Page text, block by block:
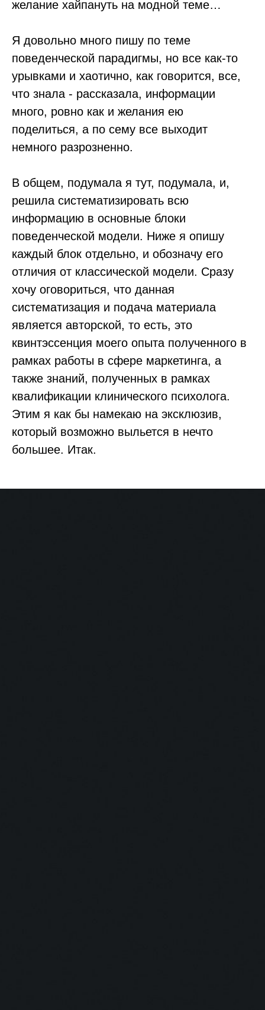
желание хайпануть на модной теме…
Я довольно много пишу по теме
поведенческой парадигмы, но все как-то
урывками и хаотично, как говорится, все,
что знала - рассказала, информации
много, ровно как и желания ею
поделиться, а по сему все выходит
немного разрозненно.
В общем, подумала я тут, подумала, и,
решила систематизировать всю
информацию в основные блоки
поведенческой модели. Ниже я опишу
каждый блок отдельно, и обозначу его
отличия от классической модели. Сразу
хочу оговориться, что данная
систематизация и подача материала
является авторской, то есть, это
квинтэссенция моего опыта полученного в
рамках работы в сфере маркетинга, а
также знаний, полученных в рамках
квалификации клинического психолога.
Этим я как бы намекаю на эксклюзив,
который возможно выльется в нечто
большее. Итак.